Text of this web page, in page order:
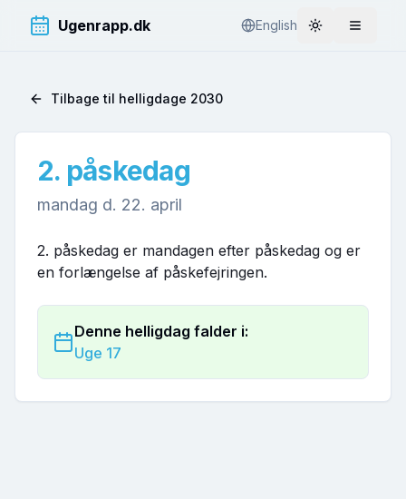
Ugenrapp.dk English Toggle theme
Åbn
Tilbage til helligdage 2030
2. påskedag
mandag d. 22. april
2. påskedag er mandagen efter påskedag og er
en forlængelse af påskefejringen.
Denne helligdag falder i:
Uge 17